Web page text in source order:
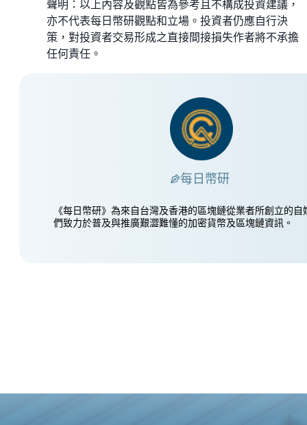
聲明：以上內容及觀點皆為參考且不構成投資建議，
亦不代表每日幣研觀點和立場。投資者仍應自行決
策，對投資者交易形成之直接間接損失作者將不承擔
任何責任。
每日幣研
《每日幣研》為來自台灣及香港的區塊鏈從業者所創立的自
們致力於普及與推廣艱澀難懂的加密貨幣及區塊鏈資訊。